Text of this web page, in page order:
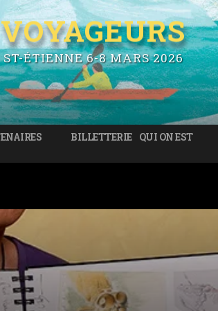
ÉTIENNE 6-8 MARS 2026
BILLETTERIE QUI ON EST